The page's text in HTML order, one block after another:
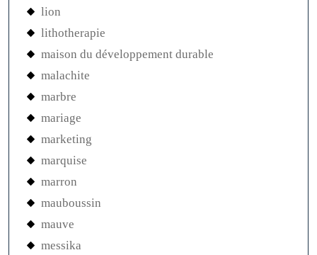
lion
lithotherapie
maison du développement durable
malachite
marbre
mariage
marketing
marquise
marron
mauboussin
mauve
messika